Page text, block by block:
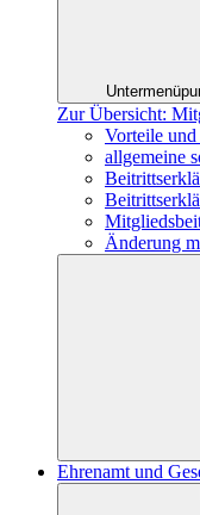
Zur Übersicht:
Vorteile
allgemeine
Änderung
Ehrenamt und